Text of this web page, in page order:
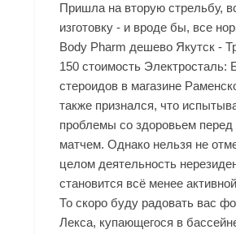
Пришла на вторую стрельбу,
изготовку - и вроде бы, все
Body Pharm дешево Якутск -
150 стоимость Электросталь:
стероидов в магазине
также признался, что
проблемы со здоровьем
матчем. Однако нельзя не
целом деятельность
становится всё менее
То скоро буду радовать вас
Лекса, купающегося в